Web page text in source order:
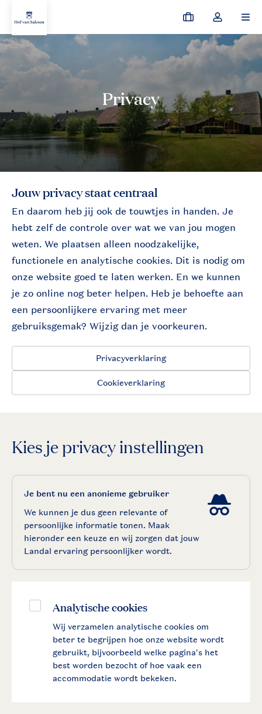
Mijn
boekingen
Open
de
dropdown
van
account
Algemeen Privacy
Jouw privacy staat centraal
En daarom heb jij ook de touwtjes in handen. Je
hebt zelf de controle over wat we van jou mogen
weten. We plaatsen alleen noodzakelijke,
functionele en analytische cookies. Dit is nodig om
onze website goed te laten werken. En we kunnen
je zo online nog beter helpen. Heb je behoefte aan
een persoonlijkere ervaring met meer
gebruiksgemak? Wijzig dan je voorkeuren.
Privacyverklaring
Cookieverklaring
Kies je privacy instellingen
Je bent nu een anonieme gebruiker
We kunnen je dus geen relevante of
persoonlijke informatie tonen. Maak
hieronder een keuze en wij zorgen dat jouw
Landal ervaring persoonlijker wordt.
Analytische cookies
Wij verzamelen analytische cookies om
beter te begrijpen hoe onze website wordt
gebruikt, bijvoorbeeld welke pagina's het
best worden bezocht of hoe vaak een
accommodatie wordt bekeken.